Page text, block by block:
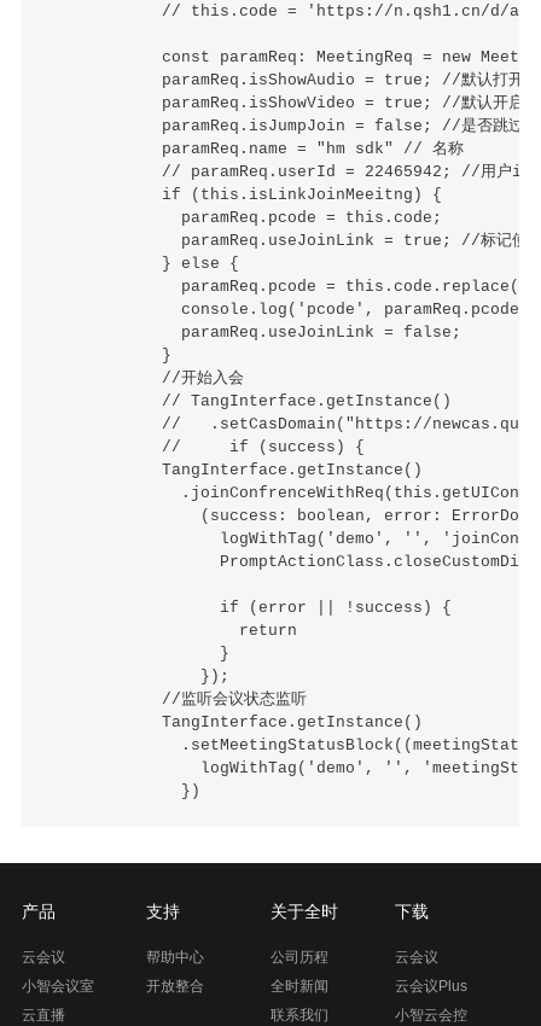
// this.code = 'https://n.qsh1.cn/d/
const paramReq: MeetingReq = new
paramReq.isShowAudio = true; //默认打开
paramReq.isShowVideo = true; //默认开启视
paramReq.isJumpJoin = false; //是否跳过预
            paramReq.name = "hm sdk" // 名称
// paramReq.userId = 22465942; //用户id，
            if (this.isLinkJoinMeeitng) {
              paramReq.pcode = this.code;
paramReq.useJoinLink = true; //标记使用
            } else {
paramReq.pcode =
              console.log('pcode', paramReq.pcode)
              paramReq.useJoinLink = false;
            }
            //开始入会
            // TangInterface.getInstance()
//   .setCasDomain("https://
            //     if (success) {
            TangInterface.getInstance()
(success: boolean, error:
logWithTag('demo', '',
                  if (error || !success) {
                    return
                  }
                });
            //监听会议状态监听
            TangInterface.getInstance()
logWithTag('demo', '',
产品
云会议
小智会议室
云直播
支持
帮助中心
开放整合
关于全时
公司历程
全时新闻
联系我们
下载
云会议
云会议Plus
小智云会控